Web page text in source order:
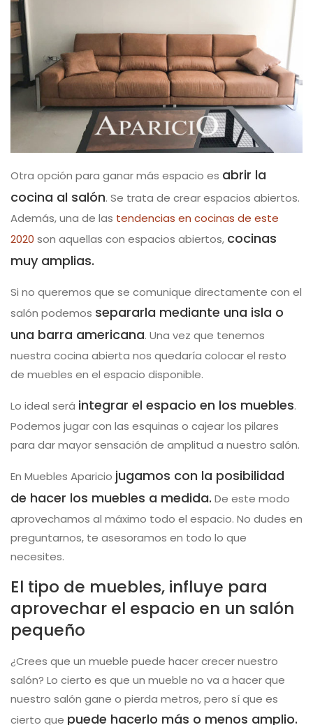
Otra opción para ganar más espacio es abrir la
cocina al salón. Se trata de crear espacios abiertos.
Además, una de las tendencias en cocinas de este
2020 son aquellas con espacios abiertos, cocinas
muy amplias.
Si no queremos que se comunique directamente con el
salón podemos separarla mediante una isla o
una barra americana. Una vez que tenemos
nuestra cocina abierta nos quedaría colocar el resto
de muebles en el espacio disponible.
Lo ideal será integrar el espacio en los muebles.
Podemos jugar con las esquinas o cajear los pilares
para dar mayor sensación de amplitud a nuestro salón.
En Muebles Aparicio jugamos con la posibilidad
de hacer los muebles a medida. De este modo
aprovechamos al máximo todo el espacio. No dudes en
preguntarnos, te asesoramos en todo lo que
necesites.
El tipo de muebles, influye para
aprovechar el espacio en un salón
pequeño
¿Crees que un mueble puede hacer crecer nuestro
salón? Lo cierto es que un mueble no va a hacer que
nuestro salón gane o pierda metros, pero sí que es
cierto que puede hacerlo más o menos amplio.